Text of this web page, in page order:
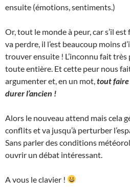
ensuite (émotions, sentiments.)
Or, tout le monde à peur, car s’il est
va perdre, il l’est beaucoup moins
trouver ensuite ! L’inconnu fait très
toute entière. Et cette peur nous
argumenter et, en un mot, tout
durer l’ancien !
Alors le nouveau attend mais cela
conflits et va jusqu’à perturber
Sans parler des conditions
ouvrir un débat intéressant.
A vous le clavier !